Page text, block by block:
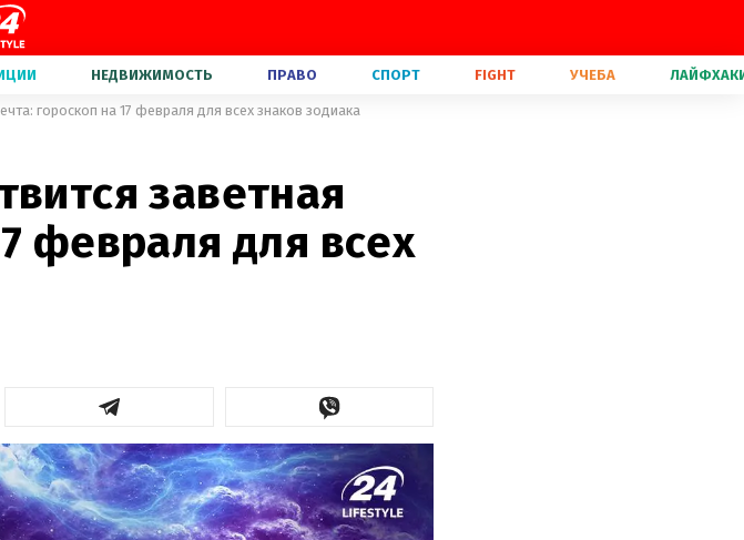
НЕДВИЖИМОСТЬ ПРАВО СПОРТ FIGHT УЧЕБА
гороскоп на 17 февраля для всех знаков зодиака
заветная
февраля для всех